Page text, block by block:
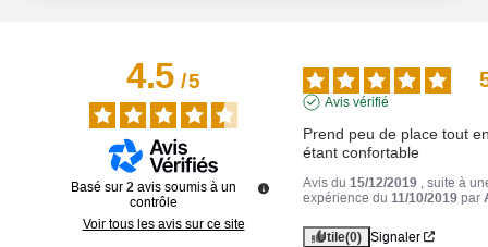
4.5/5
Basé sur 2 avis soumis à un
contrôle
Voir tous les avis sur ce site
Avis vérifié
Prend peu de place tout
étant confortable
Avis du 15/12/2019 , suite à
expérience du 11/10/2019 par
Utile(0) Signaler